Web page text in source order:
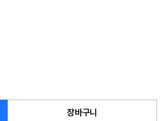
장바구니